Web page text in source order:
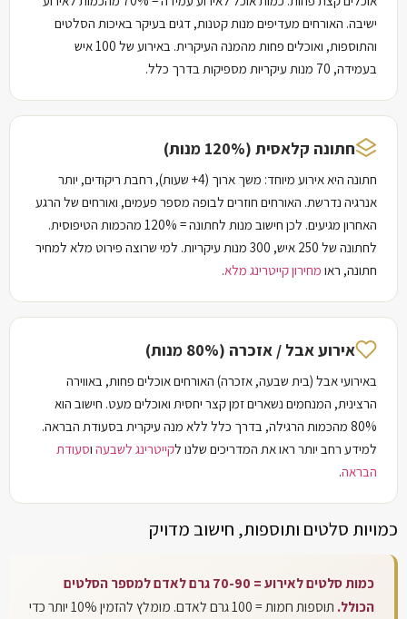
ישיבה. האורחים מעדיפים מנות קטנות, דגים בעיקר באיכות הסלטים
והתוספות, ואוכלים פחות מהמנה העיקרית. באירוע של 100 איש
בעמידה, 70 מנות עיקריות מספיקות בדרך כלל.
חתונה קלאסית (120% מנות)
חתונה היא אירוע מיוחד: משך ארוך (4+ שעות), רחבת ריקודים, יותר
אנרגיה נדרשת. האורחים חוזרים לבופה מספר פעמים, ואורחים של הרגע
האחרון מגיעים. לכן חישוב מנות לחתונה = 120% מהכמות הטיפוסית.
לחתונה של 250 איש, 300 מנות עיקריות. למי שרוצה פירוט מלא למחיר
חתונה, ראומחירון קייטרינג מלא.
אירוע אבל / אזכרה (80% מנות)
באירועי אבל (בית שבעה, אזכרה) האורחים אוכלים פחות, באווירה
הרצינית, המנחמים נשארים זמן קצר יחסית ואוכלים מעט. חישוב הוא
80% מהכמות הרגילה, בדרך כלל ללא מנה עיקרית בסעודת הבראה.
למידע רחב יותר ראו את המדריכים שלנו לקייטרינג לשבעהו סעודת
הבראה.
כמויות סלטים ותוספות, חישוב מדויק
כמות סלטים לאירוע = 70-90 גרם לאדם למספר הסלטים
הכולל.
תוספות חמות = 100 גרם לאדם. מומלץ להזמין 10% יותר כדי